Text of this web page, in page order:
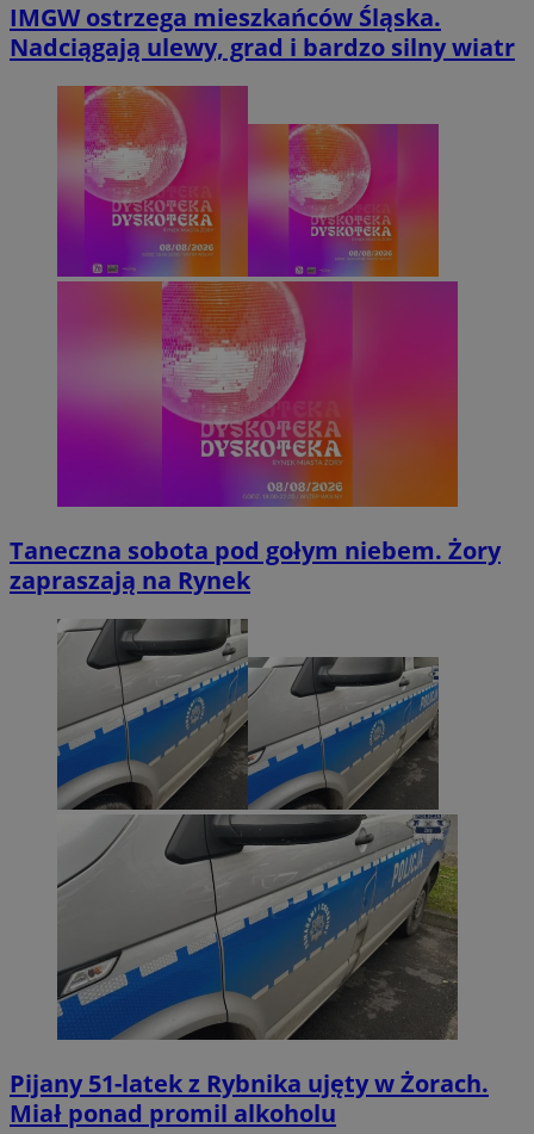
IMGW ostrzega mieszkańców Śląska.
Nadciągają ulewy, grad i bardzo silny wiatr
Taneczna sobota pod gołym niebem. Żory
zapraszają na Rynek
Pijany 51-latek z Rybnika ujęty w Żorach.
Miał ponad promil alkoholu